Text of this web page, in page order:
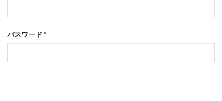
パスワード *